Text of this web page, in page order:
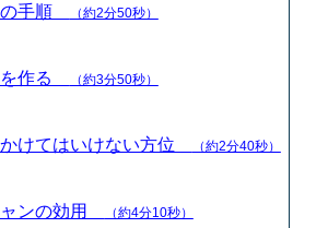
の手順 （約2分50秒）
を作る （約3分50秒）
かけてはいけない方位 （約2分40秒）
ャンの効用 （約4分10秒）